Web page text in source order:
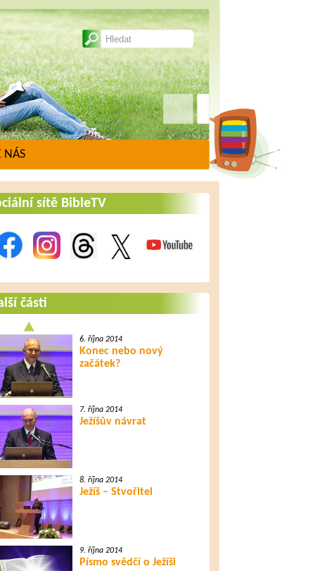
NÁS
sítě BibleTV
části
6. října 2014
Konec nebo nový
začátek?
7. října 2014
Ježíšův návrat
8. října 2014
Ježíš – Stvořitel
9. října 2014
Písmo svědčí o Ježíši